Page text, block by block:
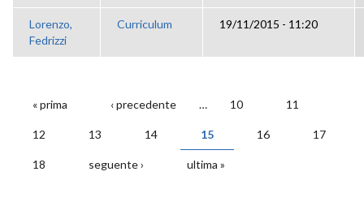
Lorenzo,
Fedrizzi
Curriculum 19/11/2015 - 11:20
PAGINE
« prima ‹ precedente … 10 11
12 13 14 15 16 17
18 seguente › ultima »